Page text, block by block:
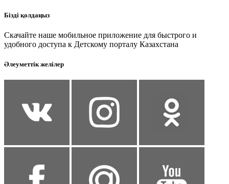
Бізді қолдаңыз
Скачайте наше мобильное приложение для быстрого и
удобного доступа к Детскому порталу Казахстана
Әлеуметтік желілер